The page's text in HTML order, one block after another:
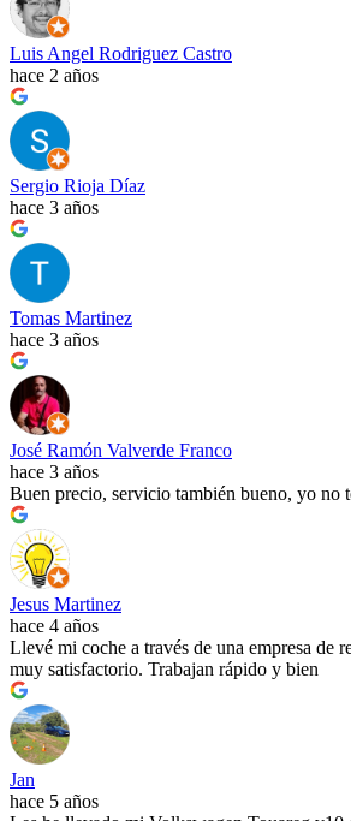
Luis Angel Rodriguez Castro
hace 2 años
Sergio Rioja Díaz
hace 3 años
Tomas Martinez
hace 3 años
José Ramón Valverde Franco
hace 3 años
Buen precio, servicio también bueno, yo no
Jesus Martinez
hace 4 años
Llevé mi coche a través de una empresa de
muy satisfactorio. Trabajan rápido y bien
Jan
hace 5 años